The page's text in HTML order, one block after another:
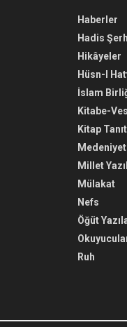
Haberler
Hadis
Hikâyeler
Hüsn-I
İslam
Kitabe-
Kitap
Medeniyet
Millet
Mülakat
Nefs
Öğüt
Ruh